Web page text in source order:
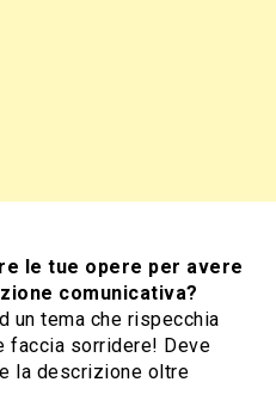
le tue opere per avere
comunicativa?
un tema che rispecchia
faccia sorridere! Deve
la descrizione oltre